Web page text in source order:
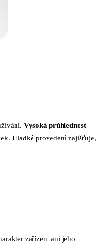
Vysoká průhlednost
Hladké provedení zajišťuje,
zařízení ani jeho